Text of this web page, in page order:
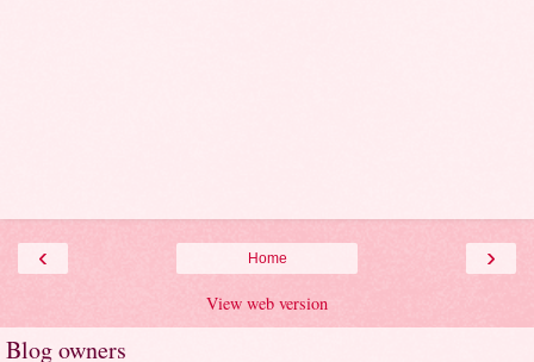
‹ ›
Home
View web version
Blog owners